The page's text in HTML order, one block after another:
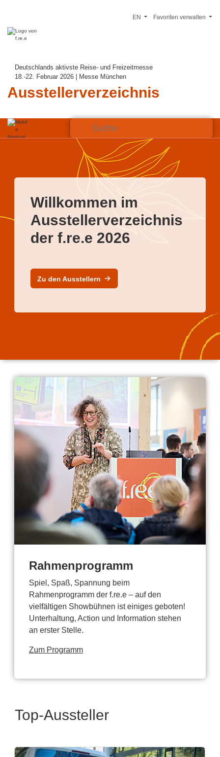
Deutschlands aktivste Reise- und Freizeitmesse
18.-22. Februar 2026 | Messe München
Ausstellerverzeichnis
Favoriten verwalten
EN
Willkommen im
Ausstellerverzeichnis
der f.re.e 2026
Zu den Ausstellern
Rahmenprogramm
Spiel, Spaß, Spannung beim
Rahmenprogramm der f.re.e – auf den
vielfältigen Showbühnen ist einiges geboten!
Unterhaltung, Action und Information stehen
an erster Stelle.
Zum Programm
Top-Aussteller